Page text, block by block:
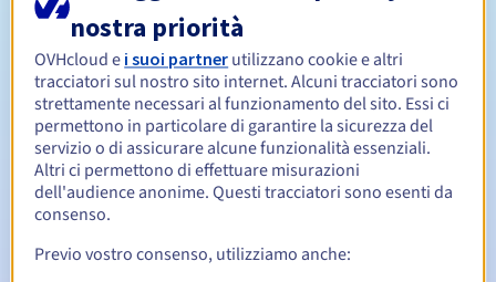
Periodo di rinnovo Da 1 a 10 anni
Redemption period 30 giorni
Notifiche automatiche:
nostra priorità
OVHcloud e i suoi partner utilizzano cookie e altri
tracciatori sul nostro sito internet. Alcuni tracciatori sono
strettamente necessari al funzionamento del sito. Essi ci
permettono in particolare di garantire la sicurezza del
servizio o di assicurare alcune funzionalità essenziali.
Altri ci permettono di effettuare misurazioni
dell'audience anonime. Questi tracciatori sono esenti da
consenso.
Previo vostro consenso, utilizziamo anche: